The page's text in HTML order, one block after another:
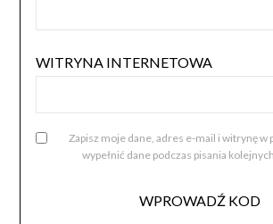
WITRYNA INTERNETOWA
Zapisz moje dane, adres e-mail i witrynę w
wypełnić dane podczas pisania
WPROWADŹ KOD